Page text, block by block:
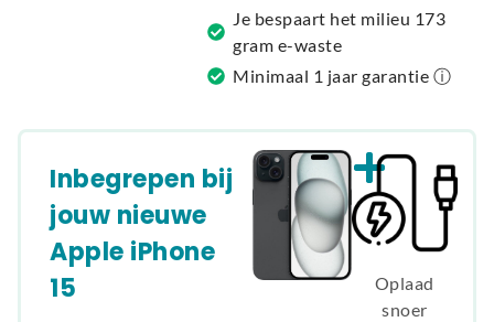
Je bespaart het milieu 173
gram e-waste
Minimaal 1 jaar garantie ⓘ
Inbegrepen bij
jouw nieuwe
Apple iPhone
15
Oplaad
snoer